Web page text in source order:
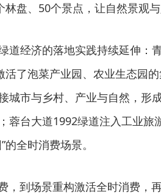
盘、50个景点，让自然景观与
道经济的落地实践持续延伸：
了泡菜产业园、农业生态园
城市与乡村、产业与自然，形
蓉台大道1992绿道注入工业旅
全时消费场景。
，到场景重构激活全时消费，